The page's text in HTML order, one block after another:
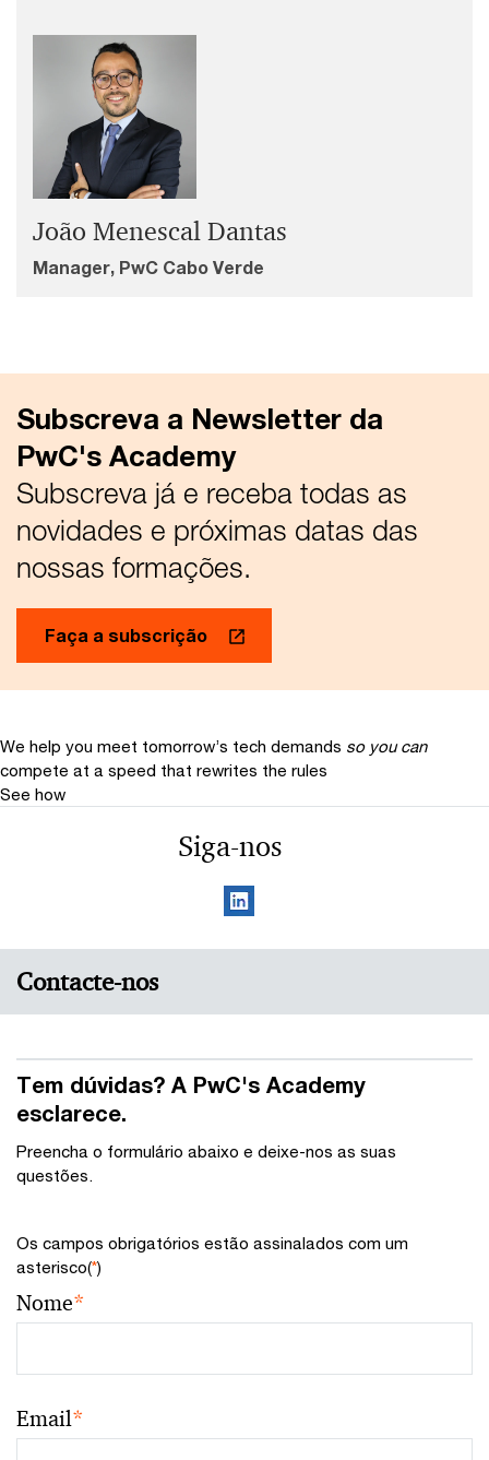
João Menescal Dantas
Manager, PwC Cabo Verde
Subscreva a Newsletter da
PwC's Academy
Subscreva já e receba todas as
novidades e próximas datas das
nossas formações.
Faça a subscrição
We help you meet tomorrow’s tech demands so you can
compete at a speed that rewrites the rules
See how
Siga-nos
Contacte-nos
Tem dúvidas? A PwC's Academy
esclarece.
Preencha o formulário abaixo e deixe-nos as suas
questões.
Os campos obrigatórios estão assinalados com um
asterisco(*)
Nome*
Email*